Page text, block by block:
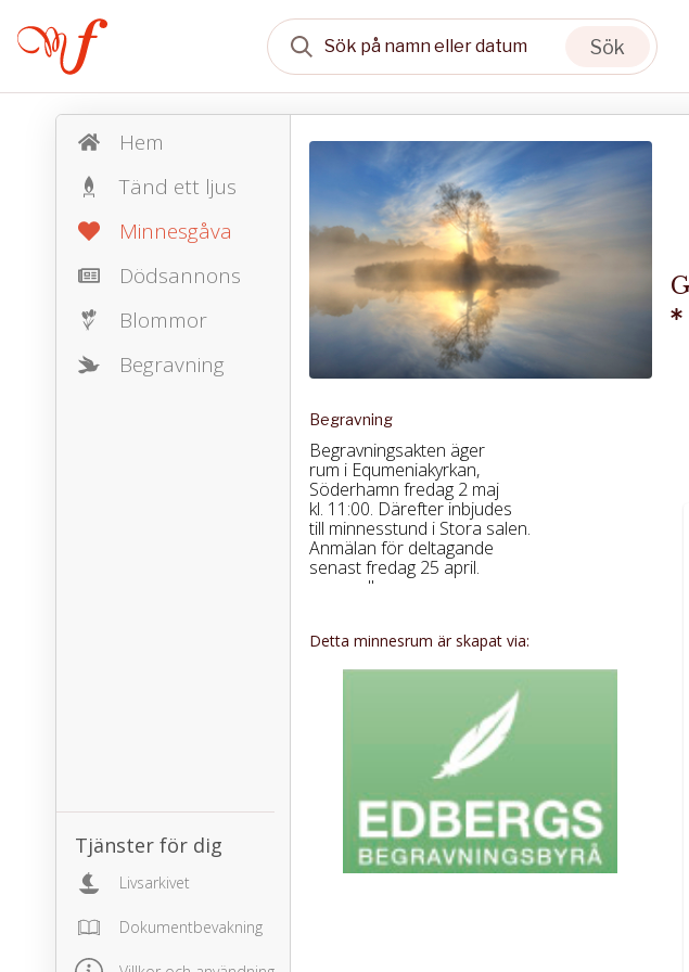
Sök
Hem
Tänd ett ljus
Minnesgåva
Dödsannons
Blommor
Begravning
Tjänster för dig
Livsarkivet
Dokumentbevakning
Begravning
Begravningsakten äger
rum i Equmeniakyrkan,
Söderhamn fredag 2 maj
kl. 11:00. Därefter inbjudes
till minnesstund i Stora salen.
Anmälan för deltagande
senast fredag 25 april.
www.edbergs.se
Detta minnesrum är skapat via: